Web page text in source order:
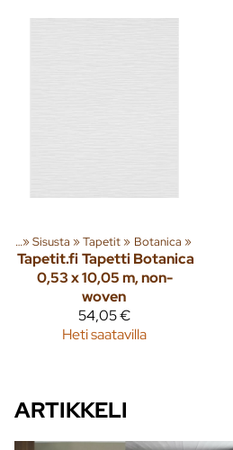
‪»Sisusta ‪»Tapetit‪» Botanica ‪»
Tapetit.fi Tapetti Botanica
0,53 x 10,05 m, non-
woven
54,05 €
Heti saatavilla
ARTIKKELI